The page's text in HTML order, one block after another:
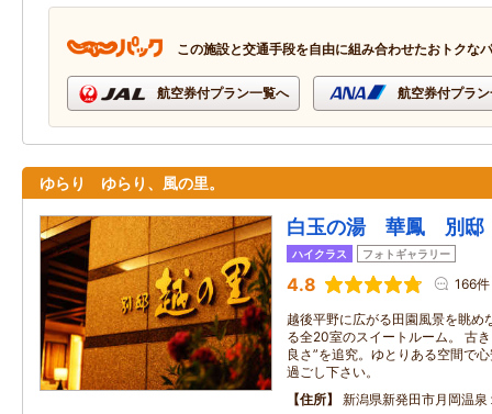
この施設と交通手段を自由に組み合わせたおトクな
航空券付プラン一覧へ 航空券付プラ
ゆらり ゆらり、風の里。
白玉の湯 華鳳 別
ハイクラス フォトギャラリー
4.8 166件
越後平野に広がる田園風景を眺め
る全20室のスイートルーム。 古
良さ”を追究。ゆとりある空間で
過ごし下さい。
住所
新潟県新発田市月岡温泉